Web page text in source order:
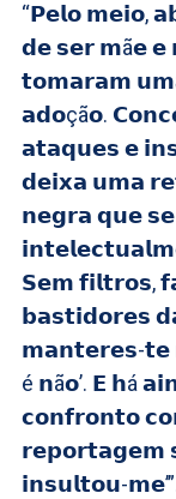
“𝗣𝗲𝗹𝗼 𝗺𝗲𝗶𝗼,
𝗱𝗲 𝘀𝗲𝗿 𝗺ã𝗲 𝗲
𝘁𝗼𝗺𝗮𝗿𝗮𝗺 𝘂𝗺𝗮
𝗮𝗱𝗼çã𝗼.
𝗮𝘁𝗮𝗾𝘂𝗲𝘀 𝗲
𝗱𝗲𝗶𝘅𝗮 𝘂𝗺𝗮
𝗻𝗲𝗴𝗿𝗮 𝗾𝘂𝗲 𝘀𝗲
𝗦𝗲𝗺 𝗳𝗶𝗹𝘁𝗿𝗼𝘀,
𝗯𝗮𝘀𝘁𝗶𝗱𝗼𝗿𝗲𝘀
𝗺𝗮𝗻𝘁𝗲𝗿𝗲𝘀-
é 𝗻ã𝗼’. 𝗘 𝗵á
𝗰𝗼𝗻𝗳𝗿𝗼𝗻𝘁𝗼
𝗿𝗲𝗽𝗼𝗿𝘁𝗮𝗴𝗲𝗺
𝗶𝗻𝘀𝘂𝗹𝘁𝗼𝘂-